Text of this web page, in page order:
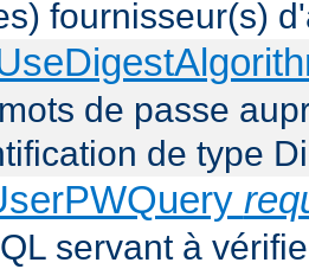
fournisseur(s)
de passe
de type
servant à